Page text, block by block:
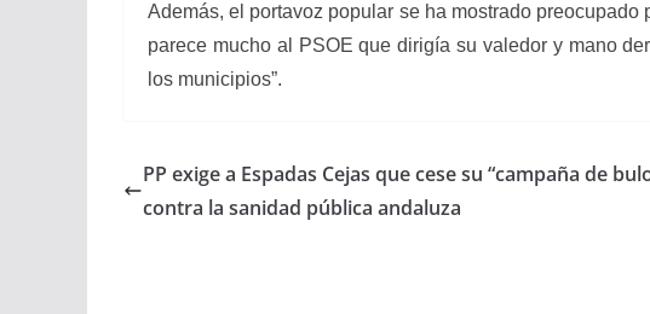
Además, el portavoz popular se ha mostrado
parece mucho al PSOE que dirigía su valedor y mano
los municipios”.
PP exige a Espadas Cejas que cese su “campaña de
contra la sanidad pública andaluza